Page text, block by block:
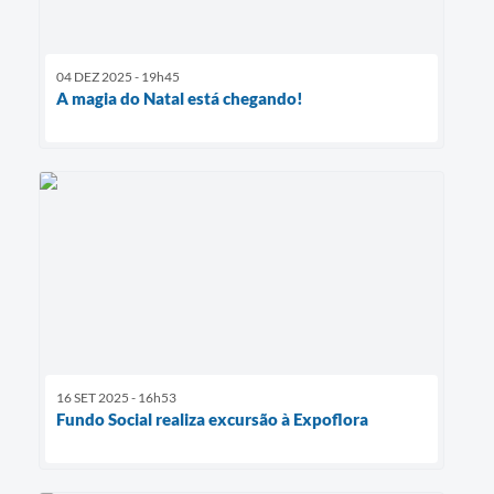
04 DEZ 2025 - 19h45
A magia do Natal está chegando!
16 SET 2025 - 16h53
Fundo Social realiza excursão à Expoflora